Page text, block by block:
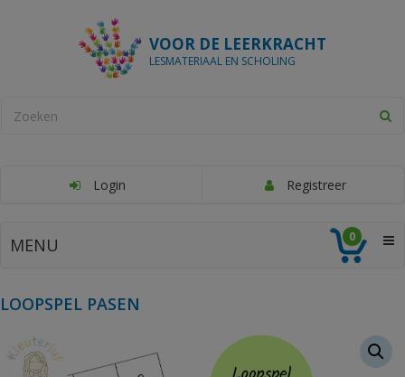
VOOR DE LEERKRACHT
LESMATERIAAL EN SCHOLING
Login Registreer
MENU 0
LOOPSPEL PASEN